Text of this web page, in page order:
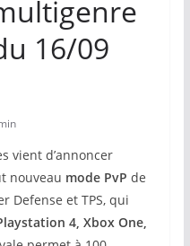
16/09
vient d’annoncer
nouveau mode PvP de
Defense et TPS, qui
4, Xbox One,